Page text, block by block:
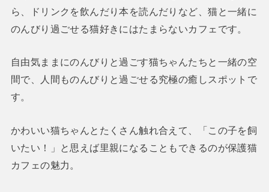
ら、ドリンクを飲んだり本を読んだりなど、猫と一緒に
のんびり過ごせる猫好きにはたまらないカフェです。
自由気ままにのんびりと過ごす猫ちゃんたちと一緒の空
間で、人間ものんびりと過ごせる究極の癒しスポットで
す。
かわいい猫ちゃんとたくさん触れ合えて、「この子を飼
いたい！」と思えば里親になることもできるのが保護猫
カフェの魅力。